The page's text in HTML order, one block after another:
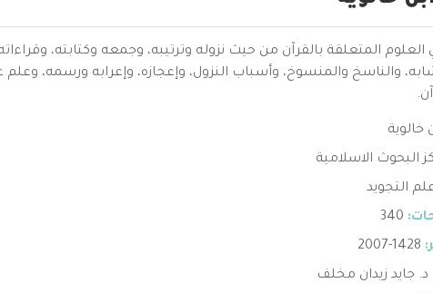
العلوم المتعلقة بالقرآن من حيث نزوله وترتيبه، وجمعه وكتابته،
والناسخ والمنسوخ، وأسباب النزول، وإعجازه، وإعرابه ورسمه،
خالوية
البحوث الاسلامية
التجويد
340
1428-2007
د. جايد زيدان مخلف